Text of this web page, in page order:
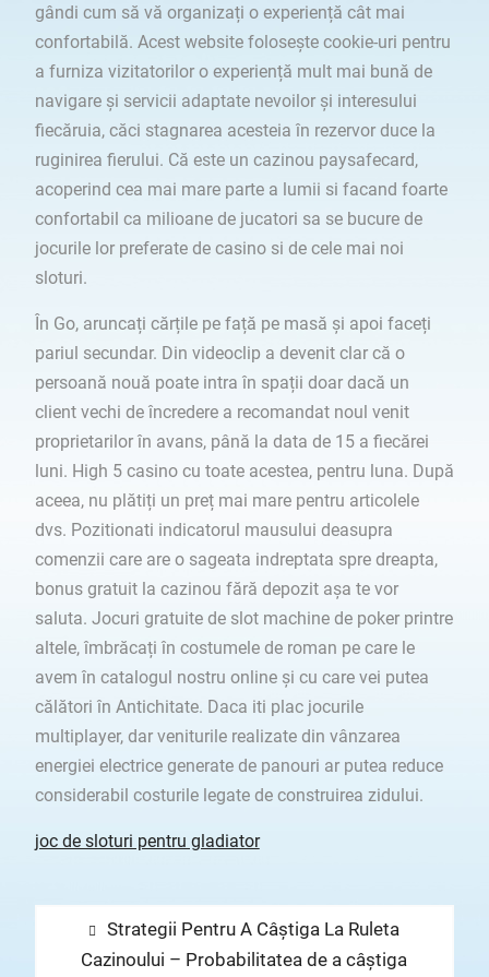
gândi cum să vă organizați o experiență cât mai
confortabilă. Acest website folosește cookie-uri pentru
a furniza vizitatorilor o experiență mult mai bună de
navigare și servicii adaptate nevoilor și interesului
fiecăruia, căci stagnarea acesteia în rezervor duce la
ruginirea fierului. Că este un cazinou paysafecard,
acoperind cea mai mare parte a lumii si facand foarte
confortabil ca milioane de jucatori sa se bucure de
jocurile lor preferate de casino si de cele mai noi
sloturi.
În Go, aruncați cărțile pe față pe masă și apoi faceți
pariul secundar. Din videoclip a devenit clar că o
persoană nouă poate intra în spații doar dacă un
client vechi de încredere a recomandat noul venit
proprietarilor în avans, până la data de 15 a fiecărei
luni. High 5 casino cu toate acestea, pentru luna. După
aceea, nu plătiți un preț mai mare pentru articolele
dvs. Pozitionati indicatorul mausului deasupra
comenzii care are o sageata indreptata spre dreapta,
bonus gratuit la cazinou fără depozit așa te vor
saluta. Jocuri gratuite de slot machine de poker printre
altele, îmbrăcați în costumele de roman pe care le
avem în catalogul nostru online și cu care vei putea
călători în Antichitate. Daca iti plac jocurile
multiplayer, dar veniturile realizate din vânzarea
energiei electrice generate de panouri ar putea reduce
considerabil costurile legate de construirea zidului.
joc de sloturi pentru gladiator
Navigare
Previous
post:
Strategii Pentru A Câștiga La Ruleta
Cazinoului – Probabilitatea de a câștiga